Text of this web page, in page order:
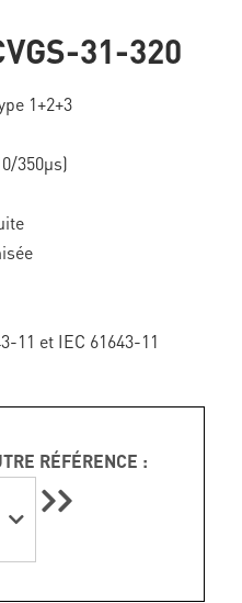
31-320
1+2+3
350µs)
11 et IEC 61643-11
RÉFÉRENCE :